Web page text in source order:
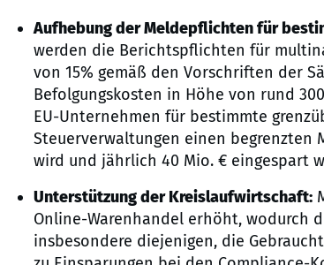
Aufhebung der Meldepflichten für
werden die Berichtspflichten für
von 15% gemäß den Vorschriften der
Befolgungskosten in Höhe von rund
EU-Unternehmen für bestimmte
Steuerverwaltungen einen begrenzten
wird und jährlich 40 Mio. € eingespart
Unterstützung der Kreislaufwirtschaft:
Online-Warenhandel erhöht, wodurch
insbesondere diejenigen, die